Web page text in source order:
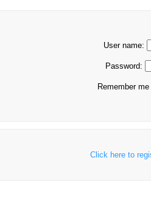
User name:
Password:
Remember
Click here to